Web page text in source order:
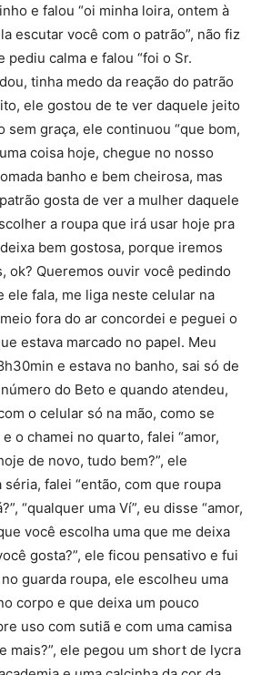
e falou “oi minha loira, ontem à
escutar você com o patrão”, não fiz
pediu calma e falou “foi o Sr.
tinha medo da reação do patrão
ele gostou de te ver daquele jeito
sem graça, ele continuou “que bom,
coisa hoje, chegue no nosso
banho e bem cheirosa, mas
gosta de ver a mulher daquele
a roupa que irá usar hoje pra
bem gostosa, porque iremos
ok? Queremos ouvir você pedindo
ele fala, me liga neste celular na
fora do ar concordei e peguei o
estava marcado no papel. Meu
e estava no banho, sai só de
do Beto e quando atendeu,
o celular só na mão, como se
o chamei no quarto, falei “amor,
de novo, tudo bem?”, ele
falei “então, com que roupa
“qualquer uma Ví”, eu disse “amor,
você escolha uma que me deixa
gosta?”, ele ficou pensativo e fui
guarda roupa, ele escolheu uma
corpo e que deixa um pouco
uso com sutiã e com uma camisa
mais?”, ele pegou um short de lycra